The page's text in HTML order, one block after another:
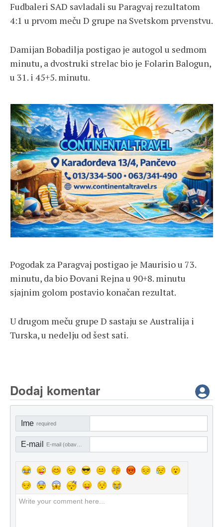
Fudbaleri SAD savladali su Paragvaj rezultatom
4:1 u prvom meču D grupe na Svetskom prvenstvu.
Damijan Bobadilja postigao je autogol u sedmom
minutu, a dvostruki strelac bio je Folarin Balogun,
u 31. i 45+5. minutu.
Pogodak za Paragvaj postigao je Maurisio u 73.
minutu, da bio Đovani Rejna u 90+8. minutu
sjajnim golom postavio konačan rezultat.
U drugom meču grupe D sastaju se Australija i
Turska, u nedelju od šest sati.
Dodaj komentar
Ime required
E-mail